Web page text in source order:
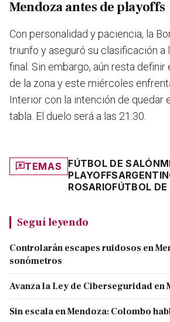
Mendoza antes de playoffs
Con personalidad y paciencia, la
triunfo y aseguró su clasificación a
final. Sin embargo, aún resta
de la zona y este miércoles
Interior con la intención de quedar
tabla. El duelo será a las 21:30.
TEMAS FÚTBOL DE SALÓN
PLAYOFFS
ROSARIOFÚTBOL
Seguí leyendo
Controlarán escapes ruidosos en
sonómetros
Avanza la Ley de Ciberseguridad en
Sin escala en Mendoza: Colombo